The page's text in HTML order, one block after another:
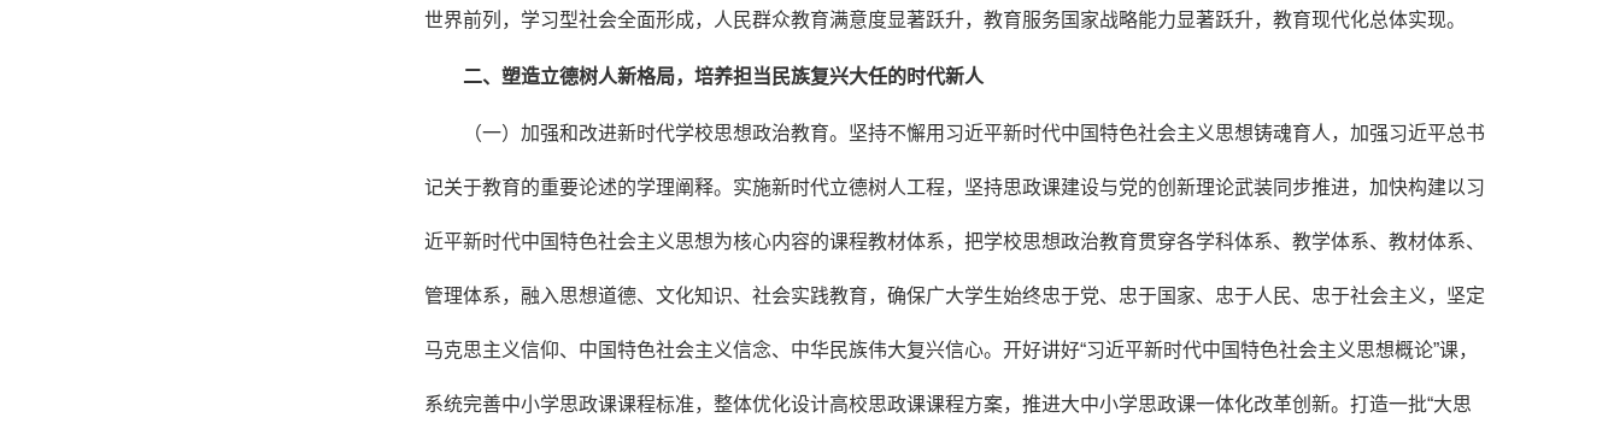
世界前列，学习型社会全面形成，人民群众教育满意度显著跃升，教育服务国家战略能力显著跃升，教育现代化总体实现。
二、塑造立德树人新格局，培养担当民族复兴大任的时代新人
（一）加强和改进新时代学校思想政治教育。坚持不懈用习近平新时代中国特色社会主义思想铸魂育人，加强习近平总书
记关于教育的重要论述的学理阐释。实施新时代立德树人工程，坚持思政课建设与党的创新理论武装同步推进，加快构建以习
近平新时代中国特色社会主义思想为核心内容的课程教材体系，把学校思想政治教育贯穿各学科体系、教学体系、教材体系、
管理体系，融入思想道德、文化知识、社会实践教育，确保广大学生始终忠于党、忠于国家、忠于人民、忠于社会主义，坚定
马克思主义信仰、中国特色社会主义信念、中华民族伟大复兴信心。开好讲好“习近平新时代中国特色社会主义思想概论”课，
系统完善中小学思政课课程标准，整体优化设计高校思政课课程方案，推进大中小学思政课一体化改革创新。打造一批“大思